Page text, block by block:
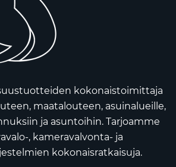
kokonaistoimittaja
maatalouteen, asuinalueille,
ja asuntoihin. Tarjoamme
, kameravalvonta- ja
kokonaisratkaisuja.